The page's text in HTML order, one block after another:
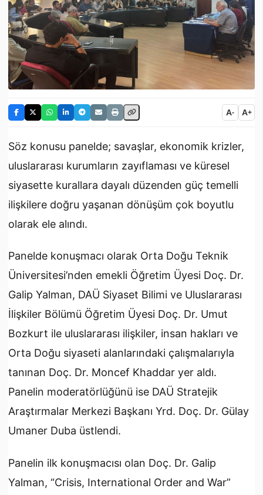
A- A+
Söz konusu panelde; savaşlar, ekonomik krizler,
uluslararası kurumların zayıflaması ve küresel
siyasette kurallara dayalı düzenden güç temelli
ilişkilere doğru yaşanan dönüşüm çok boyutlu
olarak ele alındı.
Panelde konuşmacı olarak Orta Doğu Teknik
Üniversitesi’nden emekli Öğretim Üyesi Doç. Dr.
Galip Yalman, DAÜ Siyaset Bilimi ve Uluslararası
İlişkiler Bölümü Öğretim Üyesi Doç. Dr. Umut
Bozkurt ile uluslararası ilişkiler, insan hakları ve
Orta Doğu siyaseti alanlarındaki çalışmalarıyla
tanınan Doç. Dr. Moncef Khaddar yer aldı.
Panelin moderatörlüğünü ise DAÜ Stratejik
Araştırmalar Merkezi Başkanı Yrd. Doç. Dr. Gülay
Umaner Duba üstlendi.
Panelin ilk konuşmacısı olan Doç. Dr. Galip
Yalman, “Crisis, International Order and War”